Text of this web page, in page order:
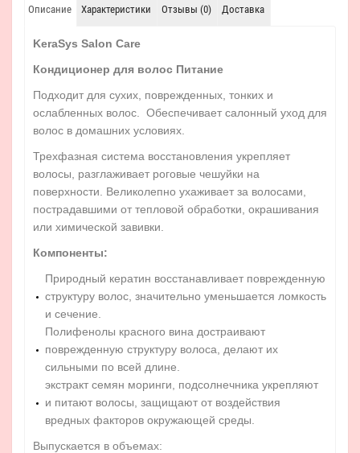
Описание Характеристики Отзывы (0) Доставка
KeraSys Salon Care
Кондиционер для волос Питание
Подходит для сухих, поврежденных, тонких и
ослабленных волос. Обеспечивает салонный уход для
волос в домашних условиях.
Трехфазная система восстановления укрепляет
волосы, разглаживает роговые чешуйки на
поверхности. Великолепно ухаживает за волосами,
пострадавшими от тепловой обработки, окрашивания
или химической завивки.
Компоненты:
Природный кератин восстанавливает поврежденную
структуру волос, значительно уменьшается ломкость
и сечение.
Полифенолы красного вина достраивают
поврежденную структуру волоса, делают их
сильными по всей длине.
экстракт семян моринги, подсолнечника укрепляют
и питают волосы, защищают от воздействия
вредных факторов окружающей среды.
​Выпускается в объемах: